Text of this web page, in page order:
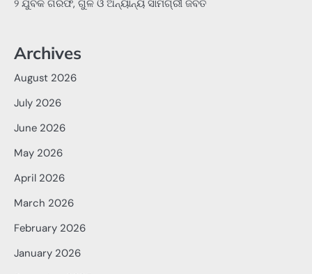
୨ ଯୁବକ ଗିରଫ, ଗୁଳି ଓ ଅନ୍ୟାନ୍ୟ ସାମଗ୍ରୀ ଜବତ
Archives
August 2026
July 2026
June 2026
May 2026
April 2026
March 2026
February 2026
January 2026